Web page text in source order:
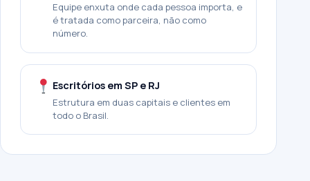
Equipe enxuta onde cada pessoa importa, e
é tratada como parceira, não como
número.
Escritórios em SP e RJ
Estrutura em duas capitais e clientes em
todo o Brasil.